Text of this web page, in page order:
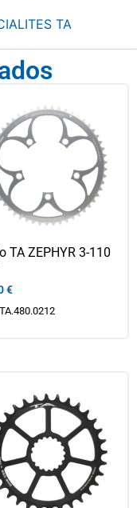
TA
TA ZEPHYR 3-110
€
TA.480.0212